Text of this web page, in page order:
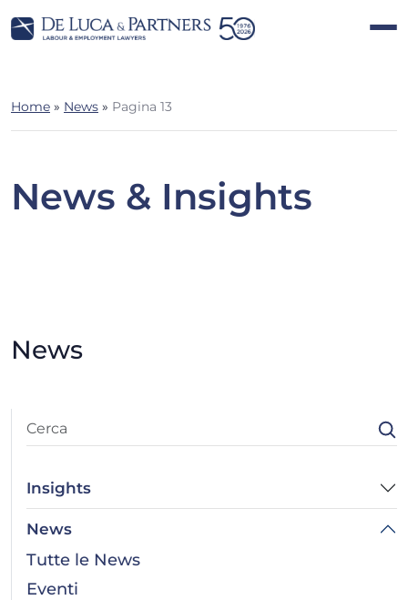
Home » News » Pagina 13
News & Insights
News
Insights
News
Tutte le News
Eventi